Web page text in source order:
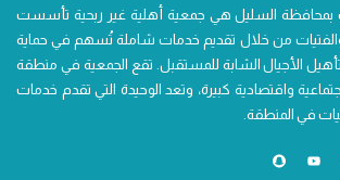
السليل هي جمعية أهلية غير ربحية تأسست
من خلال تقديم خدمات شاملة تُسهم في حماية
الأجيال الشابة للمستقبل. تقع الجمعية في منطقة
واقتصادية كبيرة، وتعد الوحيدة التي تقدم خدمات
في المنطقة.